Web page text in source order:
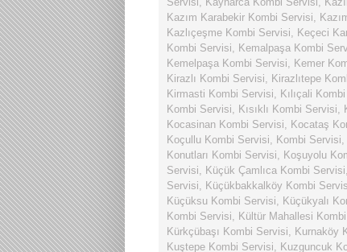
Kazım Karabekir Kombi Servisi,
Kazlıçeşme Kombi Servisi, Keçeci
Kombi Servisi, Kemalpaşa Kombi
Kemelpaşa Kombi Servisi, Kemer
Kirazlı Kombi Servisi, Kirazlıtepe
Kirmasti Kombi Servisi, Kılıçali
Kombi Servisi, Kısıklı Kombi Servisi,
Kocasinan Kombi Servisi, Kocataş
Koçullu Kombi Servisi, Kombi Servisi,
Konutları Kombi Servisi, Koşuyolu
Servisi, Küçük Çamlıca Kombi Servisi,
Servisi, Küçükbakkalköy Kombi
Küçüksu Kombi Servisi, Küçükyalı
Kombi Servisi, Kültür Mahallesi
Kürkçübaşı Kombi Servisi, Kurnaköy
Kuştepe Kombi Servisi, Kuzguncuk